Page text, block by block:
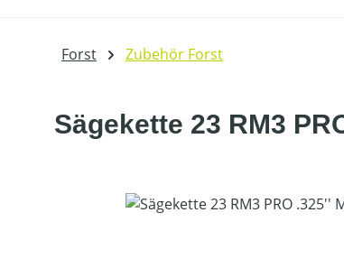
Forst Zubehör Forst
Sägekette 23 RM3
Bildergalerie überspringen